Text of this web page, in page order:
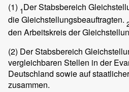
(1) 1Der Stabsbereich
die Gleichstellungsbeauftragten.
den Arbeitskreis der
(2) Der Stabsbereich
vergleichbaren Stellen in der
Deutschland sowie auf
zusammen.